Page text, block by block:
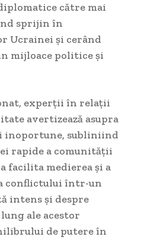
către mai
sprijin în
Ucrainei și cerând
mijloace politice și
experții în relații
avertizează asupra
inoportune, subliniind
rapide a comunității
facilita medierea și a
conflictului într-un
intens și despre
ale acestor
de putere în